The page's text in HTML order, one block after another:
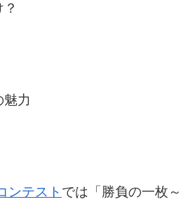
力
ンテスト では「勝負の一枚